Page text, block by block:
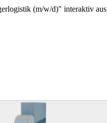
(m/w/d)" interaktiv aus